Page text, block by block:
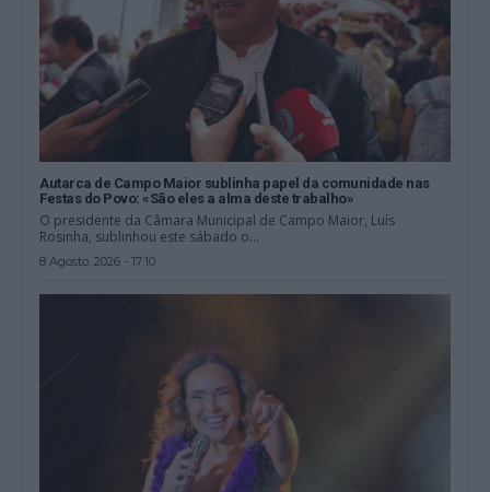
Autarca de Campo Maior sublinha papel da comunidade nas
Festas do Povo: «São eles a alma deste trabalho»
O presidente da Câmara Municipal de Campo Maior, Luís
Rosinha, sublinhou este sábado o...
8 Agosto, 2026 - 17:10